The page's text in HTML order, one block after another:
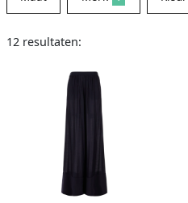
12 resultaten: